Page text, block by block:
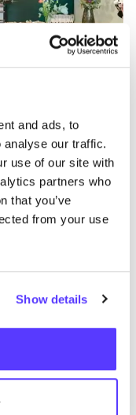
and ads, to
analyse our traffic.
use of our site with
partners who
that you’ve
from your use
Show details
en ligne